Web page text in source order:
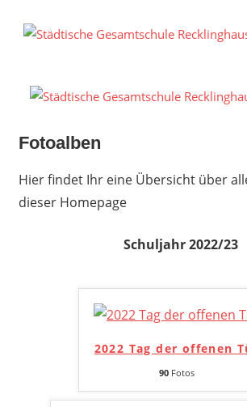
Inhalt
Fotoalben
Hier findet Ihr eine Übersicht über
dieser Homepage
Schuljahr 2022/23
2022 Tag der offenen
90 Fotos